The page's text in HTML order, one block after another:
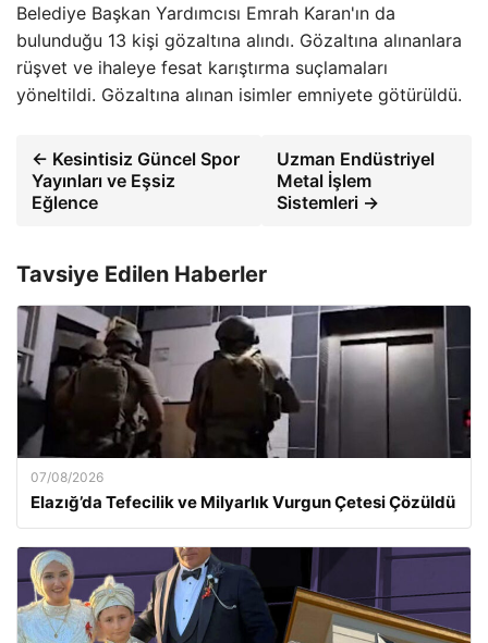
Belediye Başkan Yardımcısı Emrah Karan'ın da
bulunduğu 13 kişi gözaltına alındı. Gözaltına alınanlara
rüşvet ve ihaleye fesat karıştırma suçlamaları
yöneltildi. Gözaltına alınan isimler emniyete götürüldü.
← Kesintisiz Güncel Spor
Yayınları ve Eşsiz
Eğlence
Uzman Endüstriyel
Metal İşlem
Sistemleri →
Tavsiye Edilen Haberler
07/08/2026
Elazığ’da Tefecilik ve Milyarlık Vurgun Çetesi Çözüldü